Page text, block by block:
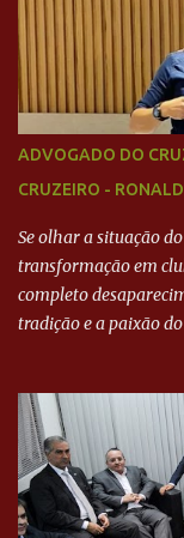
ADVOGADO DO
CRUZEIRO -
Se olhar a situação
transformação em
completo
tradição e a paixão
feito imediatamente
investimentos no
para a recuperação
Ronaldo sendo
mais o peso que o